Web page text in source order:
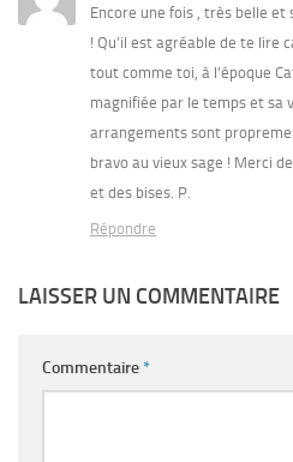
Encore une fois , très belle et
! Qu’il est agréable de te lire
tout comme toi, à l’époque
magnifiée par le temps et sa
arrangements sont
bravo au vieux sage ! Merci
et des bises. P.
Répondre
LAISSER UN COMMENTAIRE
Commentaire*